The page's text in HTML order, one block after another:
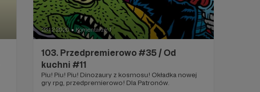
23.12.2020 ● Komentarze: 1
103. Przedpremierowo #35 / Od
kuchni #11
Piu! Piu! Piu! Dinozaury z kosmosu! Okładka nowej
gry rpg, przedpremierowo! Dla Patronów.